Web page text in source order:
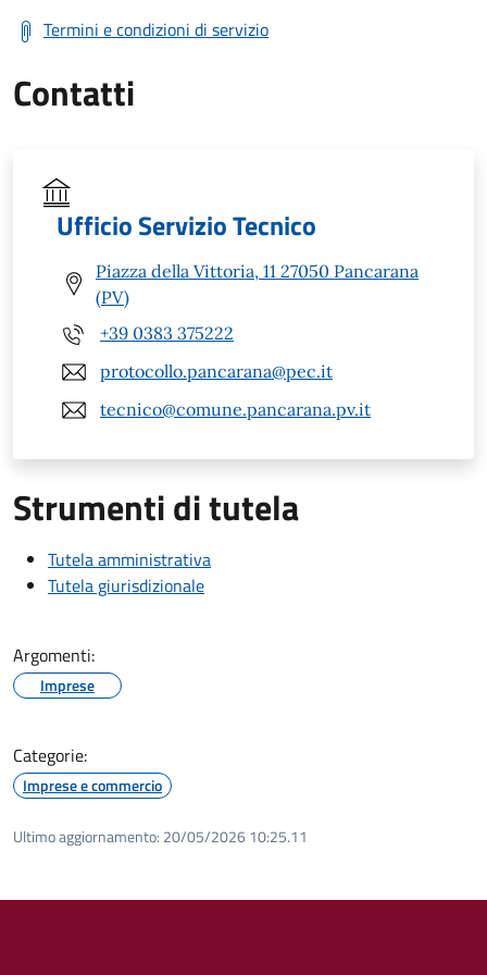
Termini e condizioni di servizio
Contatti
Ufficio Servizio Tecnico
Piazza della Vittoria, 11 27050 Pancarana
(PV)
+39 0383 375222
protocollo.pancarana@pec.it
tecnico@comune.pancarana.pv.it
Strumenti di tutela
Tutela amministrativa
Tutela giurisdizionale
Argomenti:
Imprese
Categorie:
Imprese e commercio
Ultimo aggiornamento: 20/05/2026 10:25.11